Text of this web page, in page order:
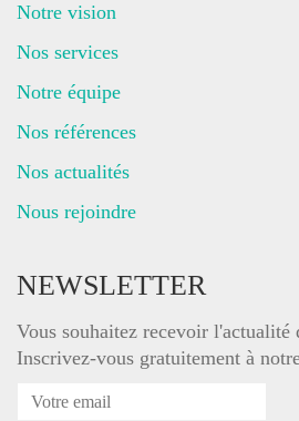
Notre vision
Nos services
Notre équipe
Nos références
Nos actualités
Nous rejoindre
NEWSLETTER
Vous souhaitez recevoir l'actualité
Inscrivez-vous gratuitement à